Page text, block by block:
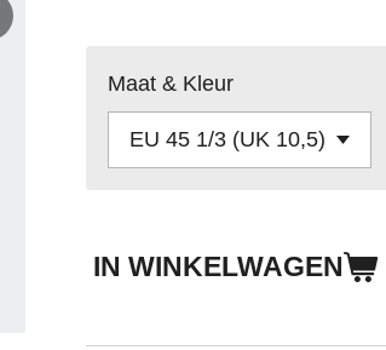
Maat & Kleur
IN WINKELWAGEN